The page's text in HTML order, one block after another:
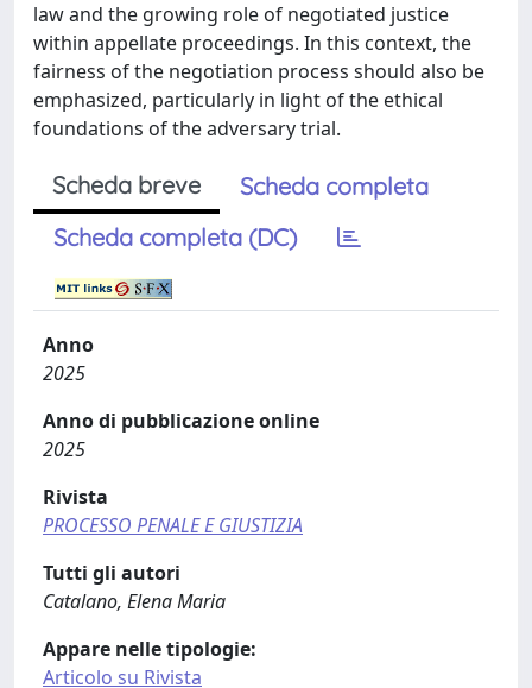
law and the growing role of negotiated justice
within appellate proceedings. In this context, the
fairness of the negotiation process should also be
emphasized, particularly in light of the ethical
foundations of the adversary trial.
Scheda breve
Scheda completa
Scheda completa (DC)
Anno
2025
Anno di pubblicazione online
2025
Rivista
PROCESSO PENALE E GIUSTIZIA
Tutti gli autori
Catalano, Elena Maria
Appare nelle tipologie:
Articolo su Rivista